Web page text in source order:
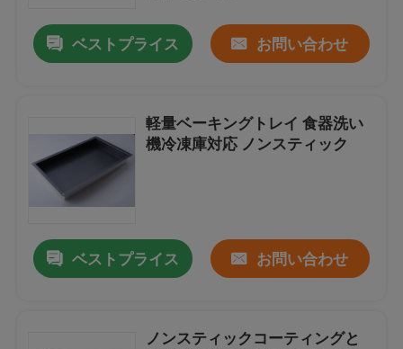
ベストプライス お問い合わせ
軽量ベーキングトレイ 食器洗い
機冷凍庫対応 ノンスティック
ベストプライス お問い合わせ
ノンスティックコーティングと